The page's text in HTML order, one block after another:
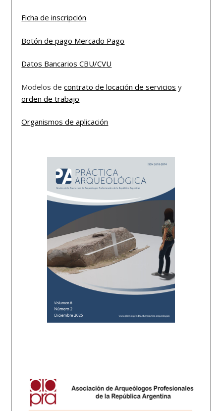
Ficha de inscripción
Botón de pago Mercado Pago
Datos Bancarios CBU/CVU
Modelos decontrato de locación de servicios y
orden de trabajo
Organismos de aplicación